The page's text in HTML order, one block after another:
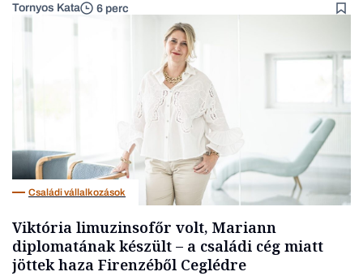
Tornyos Kata 6 perc
Családi vállalkozások
Viktória limuzinsofőr volt, Mariann
diplomatának készült – a családi cég miatt
jöttek haza Firenzéből Ceglédre